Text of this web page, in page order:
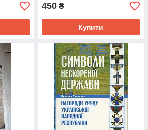
450 ₴
Купити